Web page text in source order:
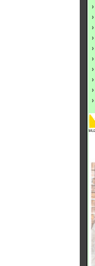
›
›
›
›
›
›
›
›
›
›